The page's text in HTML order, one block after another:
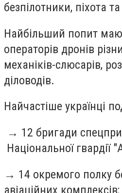
безпілотники, піхота
Найбільший попит
операторів дронів
механіків-слюсарів,
діловодів.
Найчастіше українці
→ 12 бригади
Національної гвардії
→ 14 окремого полку
авіаційних комплексів;